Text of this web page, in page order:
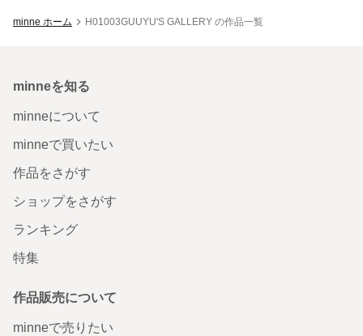
minne ホーム H01003GUUYU'S GALLERY の作品一覧
minneを知る
minneについて
minneで買いたい
作品をさがす
ショップをさがす
ランキング
特集
作品販売について
minneで売りたい